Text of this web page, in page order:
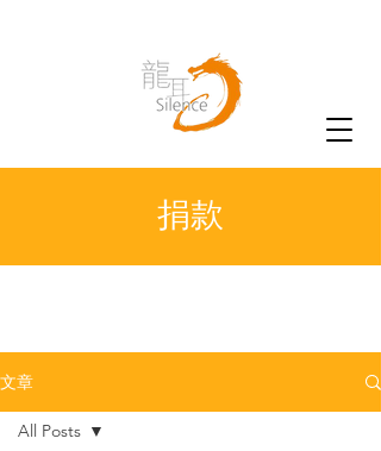
捐款
文章
All Posts